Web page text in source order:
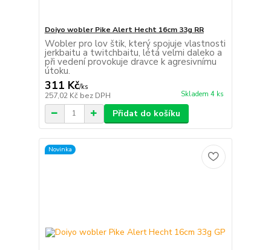
Doiyo wobler Pike Alert Hecht 16cm 33g RR
Wobler pro lov štik, který spojuje vlastnosti
jerkbaitu a twitchbaitu, létá velmi daleko a
při vedení provokuje dravce k agresivnímu
útoku.
311 Kč/ks
257,02 Kč bez DPH Skladem 4 ks
Přidat do košíku
Novinka